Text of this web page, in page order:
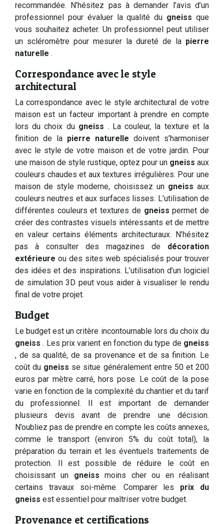
recommandée. N’hésitez pas à demander l’avis d’un
professionnel pour évaluer la qualité du gneissque
vous souhaitez acheter. Un professionnel peut utiliser
un scléromètre pour mesurer la dureté de la pierre
naturelle .
Correspondance avec le style
architectural
La correspondance avec le style architectural de votre
maison est un facteur important à prendre en compte
lors du choix du gneiss . La couleur, la texture et la
finition de la pierre naturelle doivent s’harmoniser
avec le style de votre maison et de votre jardin. Pour
une maison de style rustique, optez pour un gneiss aux
couleurs chaudes et aux textures irrégulières. Pour une
maison de style moderne, choisissez un gneissaux
couleurs neutres et aux surfaces lisses. L’utilisation de
différentes couleurs et textures de gneisspermet de
créer des contrastes visuels intéressants et de mettre
en valeur certains éléments architecturaux. N’hésitez
pas à consulter des magazines de décoration
extérieure ou des sites web spécialisés pour trouver
des idées et des inspirations. L’utilisation d’un logiciel
de simulation 3D peut vous aider à visualiser le rendu
final de votre projet.
Budget
Le budget est un critère incontournable lors du choix du
gneiss. Les prix varient en fonction du type de gneiss
, de sa qualité, de sa provenance et de sa finition. Le
coût du gneiss se situe généralement entre 50 et 200
euros par mètre carré, hors pose. Le coût de la pose
varie en fonction de la complexité du chantier et du tarif
du professionnel. Il est important de demander
plusieurs devis avant de prendre une décision.
N’oubliez pas de prendre en compte les coûts annexes,
comme le transport (environ 5% du coût total), la
préparation du terrain et les éventuels traitements de
protection. Il est possible de réduire le coût en
choisissant un gneissmoins cher ou en réalisant
certains travaux soi-même. Comparer les prix du
gneiss est essentiel pour maîtriser votre budget.
Provenance et certifications